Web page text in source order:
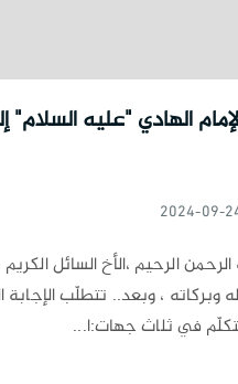
الهادي "عليه السلام"
الرحيم ،الأخ السائل الكريم
وبركاته ، وبعد.. تتطلّب الإجابة
في ثلاث جهات:ا...